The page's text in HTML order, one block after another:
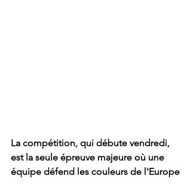
La compétition, qui débute vendredi,
est la seule épreuve majeure où une
équipe défend les couleurs de l'Europe